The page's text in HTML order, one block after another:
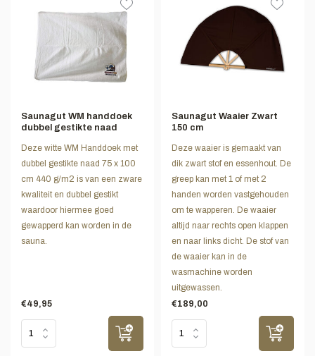
Saunagut WM handdoek
dubbel gestikte naad
Deze witte WM Handdoek met
dubbel gestikte naad 75 x 100
cm 440 g/m2 is van een zware
kwaliteit en dubbel gestikt
waardoor hiermee goed
gewapperd kan worden in de
sauna.
€49,95
Saunagut Waaier Zwart
150 cm
Deze waaier is gemaakt van
dik zwart stof en essenhout. De
greep kan met 1 of met 2
handen worden vastgehouden
om te wapperen. De waaier
altijd naar rechts open klappen
en naar links dicht. De stof van
de waaier kan in de
wasmachine worden
uitgewassen.
€189,00